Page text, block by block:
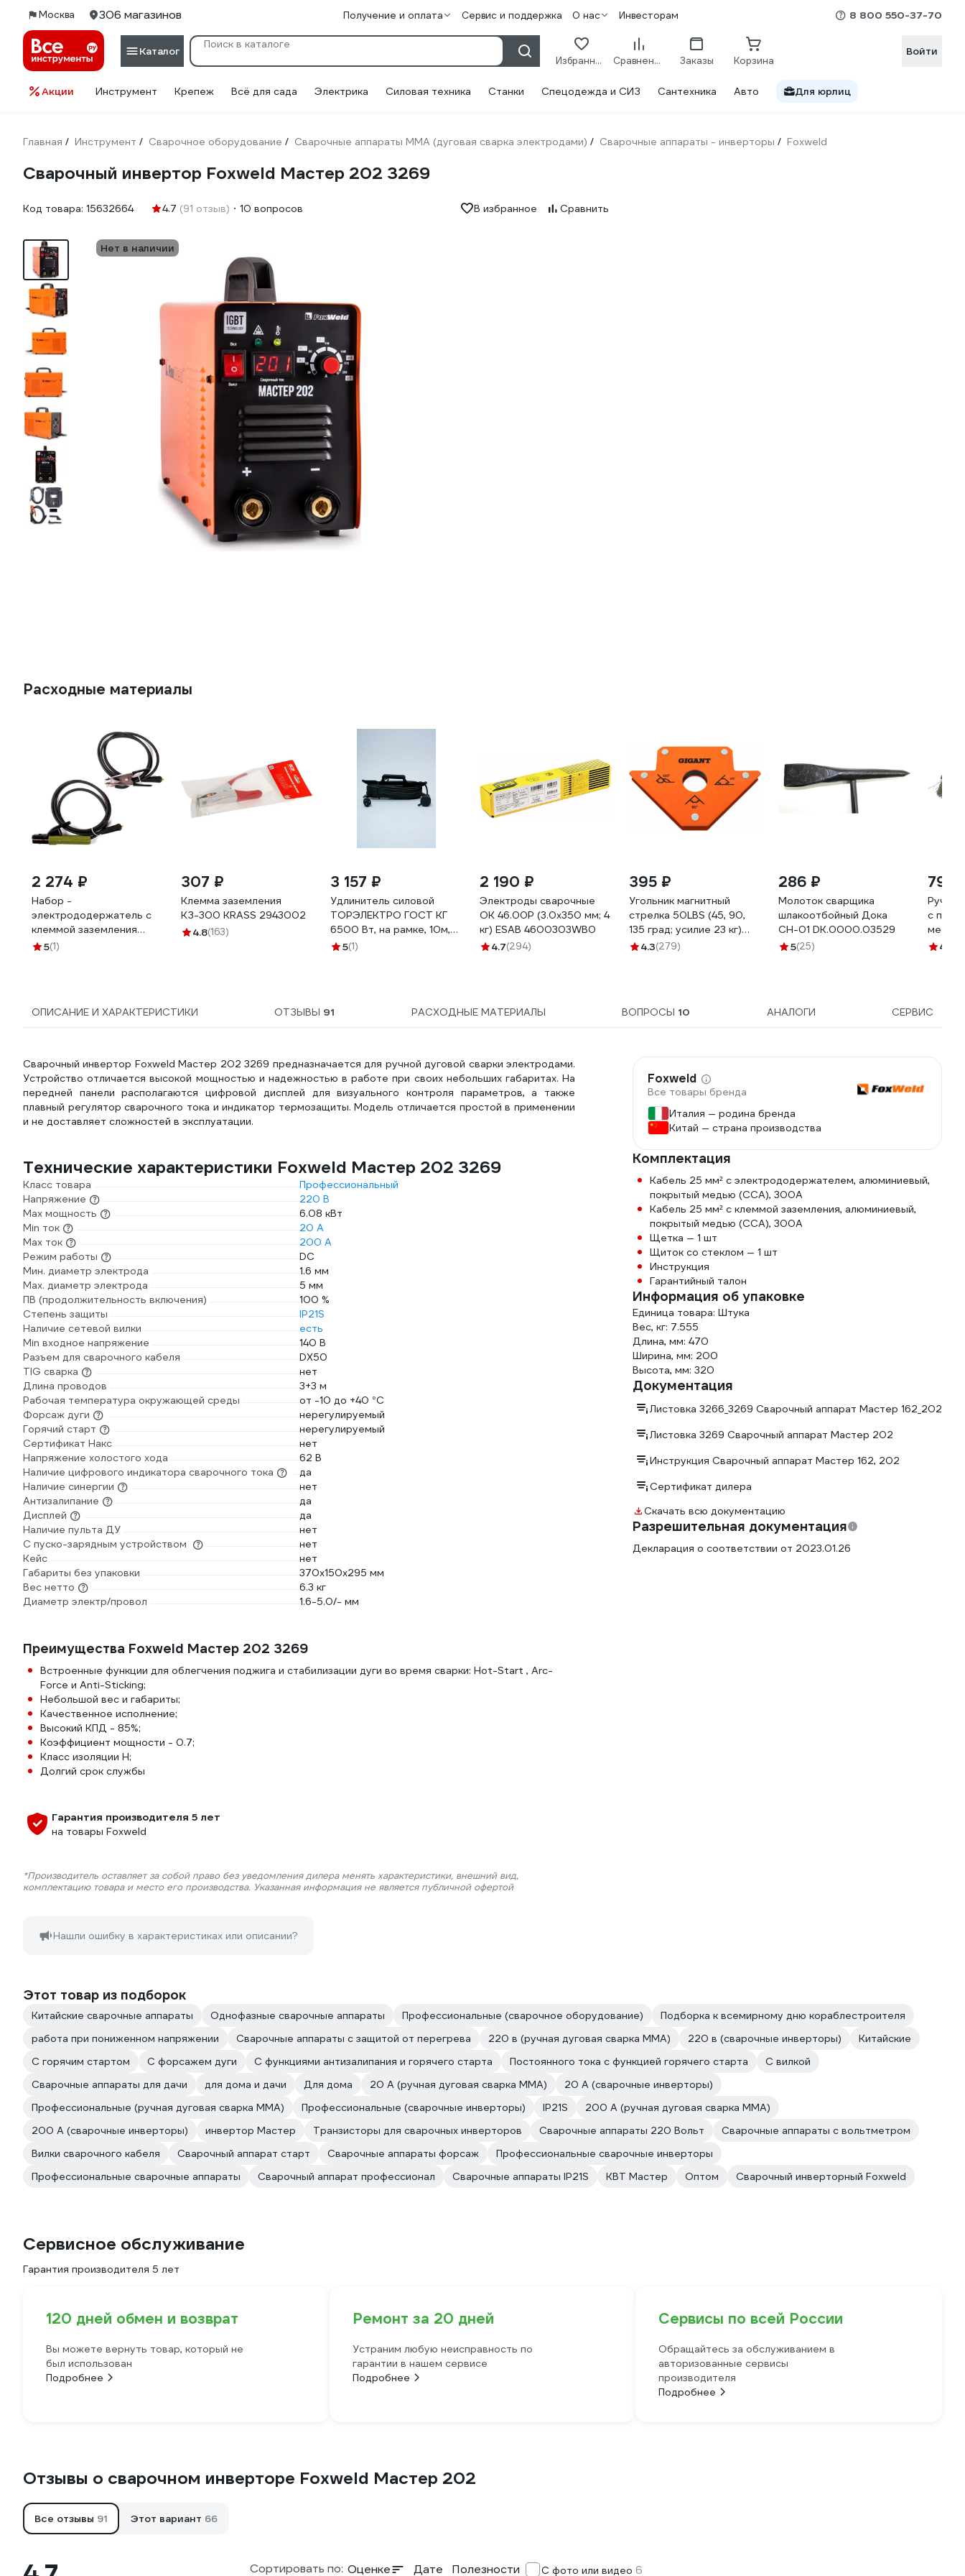
Москва 306 магазинов Получение и оплата Сервис и поддержка О нас Инвесторам 8 800 550-37-70
Каталог
Избранное Сравнение Заказы Корзина
Войти
Акции Инструмент Крепеж Всё для сада Электрика Силовая техника Станки Спецодежда и СИЗ Сантехника Авто Для юрлиц
Главная / Инструмент / Сварочное оборудование / Сварочные аппараты ММА (дуговая сварка электродами) / Сварочные аппараты - инверторы / Foxweld
Сварочный инвертор Foxweld Мастер 202 3269
Код товара: 15632664 4.7 (91 отзыв) 10 вопросов В избранное Сравнить
Нет в наличии
Расходные материалы
2 274 ₽
Набор -
электрододержатель с
клеммой заземления
HAKIS S-2,5М3550 300А
5(1)
307 ₽
Клемма заземления
КЗ-300 KRASS 2943002
4.8(163)
3 157 ₽
Удлинитель силовой
ТОРЭЛЕКТРО ГОСТ КГ
6500 Вт, на рамке, 10м,
IP44, с заземлением 633
5(1)
2 190 ₽
Электроды сварочные
OK 46.00P (3.0х350 мм; 4
кг) ESAB 4600303WB0
4.7(294)
395 ₽
Угольник магнитный
стрелка 50LBS (45, 90,
135 град; усилие 23 кг)
Gigant G-0513
4.3(279)
286 ₽
Молоток сварщика
шлакоотбойный Дока
СН-01 DK.0000.03529
5(25)
79 ₽
с
4.5
ОПИСАНИЕ И ХАРАКТЕРИСТИКИ ОТЗЫВЫ 91 РАСХОДНЫЕ МАТЕРИАЛЫ ВОПРОСЫ 10 АНАЛОГИ СЕРВИС
Сварочный инвертор Foxweld Мастер 202 3269 предназначается для ручной дуговой сварки электродами.
Устройство отличается высокой мощностью и надежностью в работе при своих небольших габаритах. На
передней панели располагаются цифровой дисплей для визуального контроля параметров, а также
плавный регулятор сварочного тока и индикатор термозащиты. Модель отличается простой в применении
и не доставляет сложностей в эксплуатации.
Технические характеристики Foxweld Мастер 202 3269
Класс товара
Профессиональный
Напряжение
220 В
Max мощность
6.08 кВт
Min ток
20 А
Max ток
200 А
Режим работы
DC
Мин. диаметр электрода
1.6 мм
Мах. диаметр электрода
5 мм
ПВ (продолжительность включения)
100 %
Степень защиты
IP21S
Наличие сетевой вилки
есть
Min входное напряжение
140 В
Разъем для сварочного кабеля
DX50
TIG сварка
нет
Длина проводов
3+3 м
Рабочая температура окружающей среды
от -10 до +40 °С
Форсаж дуги
нерегулируемый
Горячий старт
нерегулируемый
Сертификат Накс
нет
Напряжение холостого хода
62 В
Наличие цифрового индикатора сварочного тока
да
Наличие синергии
нет
Антизалипание
да
Дисплей
да
Наличие пульта ДУ
нет
С пуско-зарядным устройством
нет
Кейс
нет
Габариты без упаковки
370х150х295 мм
Вес нетто
6.3 кг
Диаметр электр/провол
1.6-5.0/- мм
Преимущества Foxweld Мастер 202 3269
Встроенные функции для облегчения поджига и стабилизации дуги во время сварки: Hot-Start , Arc-
Force и Anti-Sticking;
Небольшой вес и габариты;
Качественное исполнение;
Высокий КПД - 85%;
Коэффициент мощности - 0.7;
Класс изоляции Н;
Долгий срок службы
Гарантия производителя 5 лет
на товары Foxweld
*Производитель оставляет за собой право без уведомления дилера менять характеристики, внешний вид,
комплектацию товара и место его производства. Указанная информация не является публичной офертой
Нашли ошибку в характеристиках или описании?
Foxweld
Все товары бренда
Италия — родина бренда
Китай — страна производства
Комплектация
Кабель 25 мм² с электрододержателем, алюминиевый,
покрытый медью (ССА), 300А
Кабель 25 мм² с клеммой заземления, алюминиевый,
покрытый медью (ССА), 300А
Щетка — 1 шт
Щиток со стеклом — 1 шт
Инструкция
Гарантийный талон
Информация об упаковке
Единица товара: Штука
Вес, кг: 7.555
Длина, мм: 470
Ширина, мм: 200
Высота, мм: 320
Документация
Листовка 3266_3269 Cварочный аппарат Мастер 162_202
Листовка 3269 Сварочный аппарат Мастер 202
Инструкция Cварочный аппарат Мастер 162, 202
Сертификат дилера
Скачать всю документацию
Разрешительная документация
Декларация о соответствии от 2023.01.26
Этот товар из подборок
Китайские сварочные аппараты Однофазные сварочные аппараты Профессиональные (сварочное оборудование)
Подборка к всемирному дню кораблестроителя
работа при пониженном напряжении
Сварочные аппараты с защитой от перегрева 220 в (ручная дуговая сварка MMA) 220 в (сварочные инверторы)
Китайские
С горячим стартом
С форсажем дуги С функциями антизалипания и горячего старта Постоянного тока с функцией горячего старта
С вилкой
Сварочные аппараты для дачи
для дома и дачи Для дома 20 А (ручная дуговая сварка MMA)
20 А (сварочные инверторы)
Профессиональные (ручная дуговая сварка MMA)
Профессиональные (сварочные инверторы) IP21S
200 А (ручная дуговая сварка MMA)
200 А (сварочные инверторы)
инвертор Мастер Транзисторы для сварочных инверторов Сварочные аппараты 220 Вольт
Сварочные аппараты с вольтметром
Вилки сварочного кабеля
Сварочный аппарат старт Сварочные аппараты форсаж
Профессиональные сварочные инверторы
Профессиональные сварочные аппараты
Сварочный аппарат профессионал Сварочные аппараты IP21S КВТ Мастер Оптом Сварочный инверторный Foxweld
Сервисное обслуживание
Гарантия производителя 5 лет
120 дней обмен и возврат
Вы можете вернуть товар, который не
был использован
Подробнее
Ремонт за 20 дней
Устраним любую неисправность по
гарантии в нашем сервисе
Подробнее
Сервисы по всей России
Обращайтесь за обслуживанием в
авторизованные сервисы
производителя
Подробнее
Отзывы о сварочном инверторе Foxweld Мастер 202
Все отзывы 91 Этот вариант 66
Сортировать по: Оценке Дате Полезности С фото или видео 6